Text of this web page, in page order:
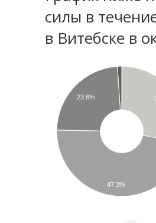
силы в
в Витебске в
23.6%
47.3%